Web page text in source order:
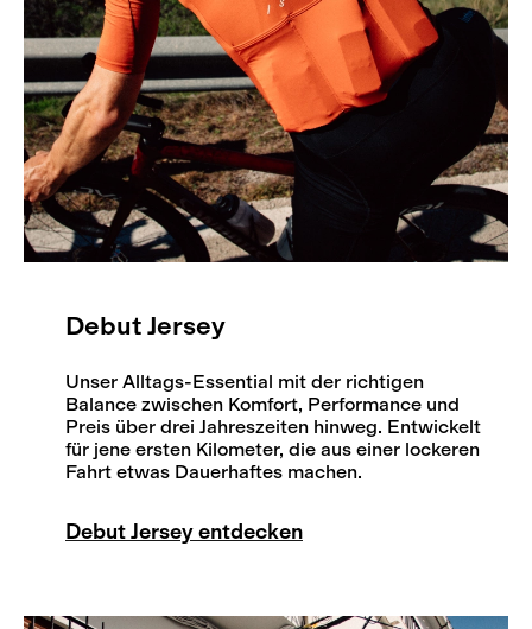
Debut Jersey
Unser Alltags-Essential mit der richtigen
Balance zwischen Komfort, Performance und
Preis über drei Jahreszeiten hinweg. Entwickelt
für jene ersten Kilometer, die aus einer lockeren
Fahrt etwas Dauerhaftes machen.
Debut Jersey entdecken